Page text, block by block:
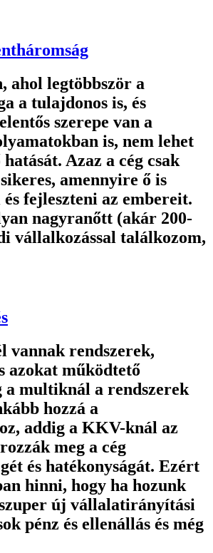
ahol legtöbbször a
a tulajdonos is, és
szerepe van a
is, nem lehet
Azaz a cég csak
amennyire ő is
fejleszteni az embereit.
nagyranőtt (akár 200-
vállalkozással találkozom,
vannak rendszerek,
azokat működtető
a multiknál a rendszerek
hozzá a
addig a KKV-knál az
meg a cég
és hatékonyságát. Ezért
hinni, hogy ha hozunk
új vállalatirányítási
pénz és ellenállás és még